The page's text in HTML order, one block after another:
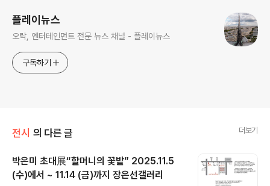
플레이뉴스
오락, 엔터테인먼트 전문 뉴스 채널 - 플레이뉴스
구독하기
전시 의 다른 글 더보기
박은미 초대展“할머니의 꽃밭” 2025.11.5
(수)에서 ~ 11.14 (금)까지 장은선갤러리